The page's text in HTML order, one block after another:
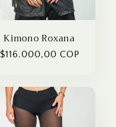
Kimono Roxana
Regular
$116.000,00 COP